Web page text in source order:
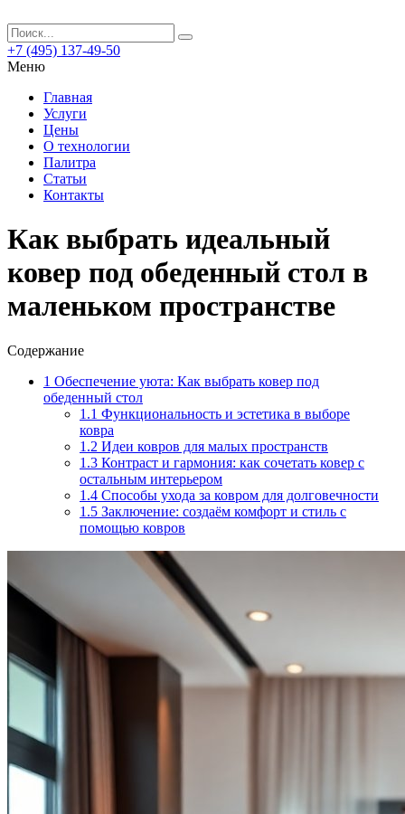
+7 (495) 137-49-50
Меню
Главная
Услуги
Цены
О технологии
Палитра
Статьи
Контакты
Как выбрать идеальный
ковер под обеденный стол в
маленьком пространстве
Содержание
1 Обеспечение уюта: Как выбрать ковер под
обеденный стол
1.1 Функциональность и эстетика в выборе
ковра
1.2 Идеи ковров для малых пространств
1.3 Контраст и гармония: как сочетать ковер с
остальным интерьером
1.4 Способы ухода за ковром для долговечности
1.5 Заключение: создаём комфорт и стиль с
помощью ковров